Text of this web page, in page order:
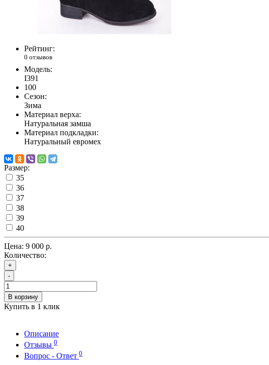
Рейтинг:
0 отзывов
Модель:
I391
100
Сезон:
Зима
Материал верха:
Натуральная замша
Материал подкладки:
Натуральный евромех
Размер:
35
36
37
38
39
40
Цена: 9 000 р.
Количество:
+
-
В корзину
Купить в 1 клик
Описание
Отзывы 0
Вопрос - Ответ 0